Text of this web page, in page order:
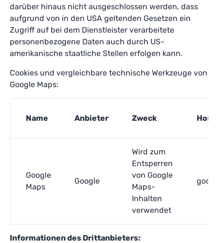
darüber hinaus nicht ausgeschlossen werden, dass
aufgrund von in den USA geltenden Gesetzen ein
Zugriff auf bei dem Dienstleister verarbeitete
personenbezogene Daten auch durch US-
amerikanische staatliche Stellen erfolgen kann.
Cookies und vergleichbare technische Werkzeuge von
Google Maps:
Name Anbieter Zweck Host
Google
Maps
Google
Wird zum
Entsperren
von Google
Maps-
Inhalten
verwendet
Informationen des Drittanbieters: